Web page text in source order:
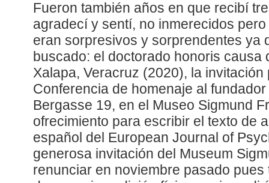
Fueron también años en que recibí
agradecí y sentí, no inmerecidos
eran sorpresivos y sorprendentes ya
buscado: el doctorado honoris causa
Xalapa, Veracruz (2020), la
Conferencia de homenaje al
Bergasse 19, en el Museo Sigmund
ofrecimiento para escribir el texto de
español del European Journal of
generosa invitación del Museum
renunciar en noviembre pasado